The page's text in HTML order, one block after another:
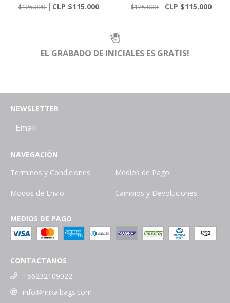
$125.000 $115.000 $125.000 $115.000
EL GRABADO DE INICIALES ES GRATIS!
NEWSLETTER
NAVEGACIÓN
Terminos y Condiciones
Medios de Pago
Modos de Envio Cambios y Devoluciones
MEDIOS DE PAGO
CONTACTANOS
+56232109022
info@mikaibags.com